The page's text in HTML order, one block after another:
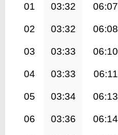
01 03:32 06:07
02 03:32 06:08
03 03:33 06:10
04 03:33 06:11
05 03:34 06:13
06 03:36 06:14